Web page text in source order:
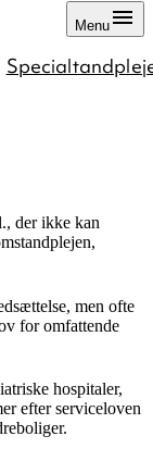
Menu
der ikke kan
men ofte
for omfattende
hospitaler,
efter serviceloven